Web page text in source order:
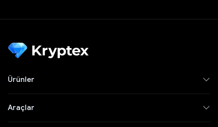
Ürünler
Araçlar